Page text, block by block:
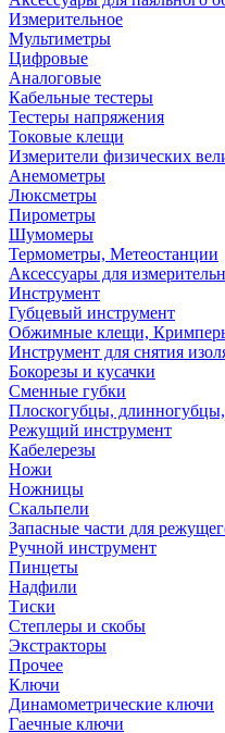
Измерительное
Мультиметры
Цифровые
Аналоговые
Кабельные тестеры
Тестеры напряжения
Токовые клещи
Измерители физических
Анемометры
Люксметры
Пирометры
Шумомеры
Термометры, Метеостанции
Аксессуары для
Инструмент
Губцевый инструмент
Обжимные клещи,
Инструмент для снятия
Бокорезы и кусачки
Сменные губки
Плоскогубцы,
Режущий инструмент
Кабелерезы
Ножи
Ножницы
Скальпели
Запасные части для
Ручной инструмент
Пинцеты
Надфили
Тиски
Степлеры и скобы
Экстракторы
Прочее
Ключи
Динамометрические ключи
Гаечные ключи